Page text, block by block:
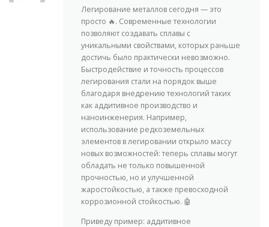
Легирование металлов сегодня — это
просто 🔥. Современные технологии
позволяют создавать сплавы с
уникальными свойствами, которых раньше
достичь было практически невозможно.
Быстродействие и точность процессов
легирования стали на порядок выше
благодаря внедрению технологий таких
как аддитивное производство и
наноинженерия. Например,
использование редкоземельных
элементов в легировании открыло массу
новых возможностей: теперь сплавы могут
обладать не только повышенной
прочностью, но и улучшенной
жаростойкостью, а также превосходной
коррозионной стойкостью. 🤖
Приведу пример: аддитивное